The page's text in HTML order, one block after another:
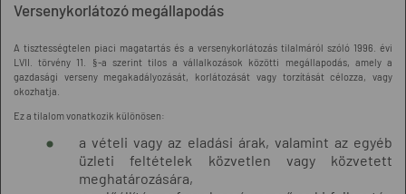
Versenykorlátozó megállapodás
A tisztességtelen piaci magatartás és a versenykorlátozás tilalmáról szóló 1996. évi
LVII. törvény 11. §-a szerint tilos a vállalkozások közötti megállapodás, amely a
gazdasági verseny megakadályozását, korlátozását vagy torzítását célozza, vagy
okozhatja.
Ez a tilalom vonatkozik különösen:
a vételi vagy az eladási árak, valamint az egyéb
üzleti feltételek közvetlen vagy közvetett
meghatározására,